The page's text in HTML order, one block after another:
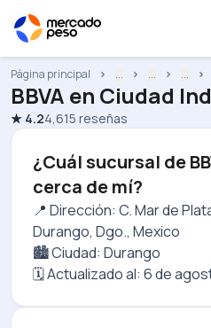
Página principal ... ... ...
BBVA en Ciudad
★ 4.24,615 reseñas
¿Cuál sucursal de
cerca de mí?
📍 Dirección: C. Mar de
Durango, Dgo., Mexico
🏙️ Ciudad: Durango
🗓️ Actualizado al: 6 de